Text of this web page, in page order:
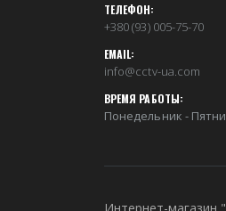
ТЕЛЕФОН:
+380 (93) 005-75-70
EMAIL:
info@cctv-ua.com
ВРЕМЯ РАБОТЫ:
Понедельник -
Интернет-магазин